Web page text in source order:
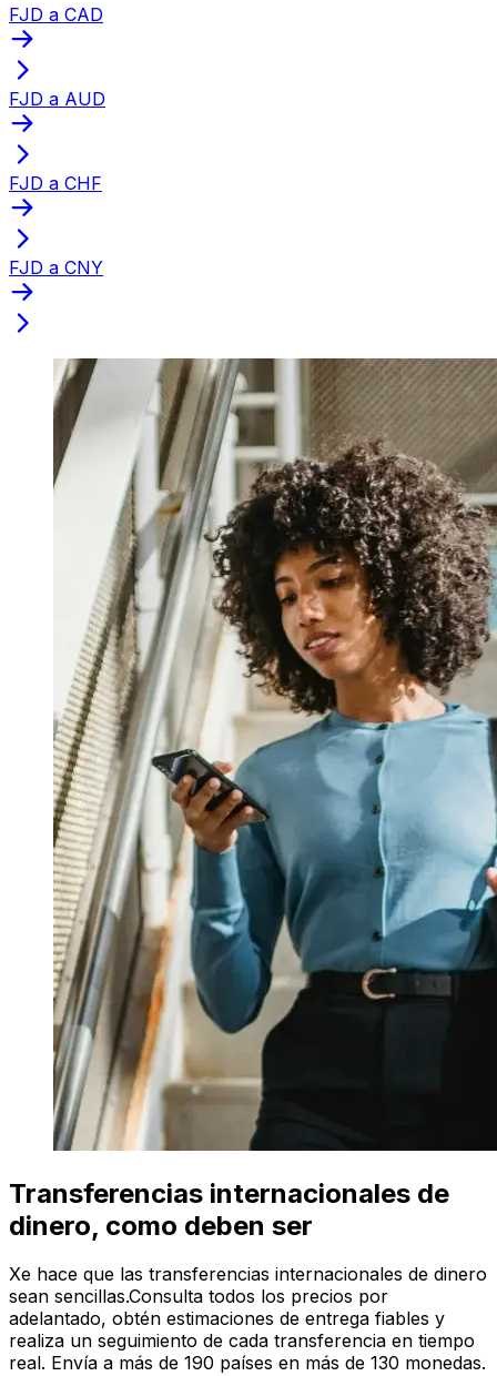
FJD a CAD
FJD a AUD
FJD a CHF
FJD a CNY
Transferencias internacionales de
dinero, como deben ser
Xe hace que las transferencias internacionales de dinero
sean sencillas.Consulta todos los precios por
adelantado, obtén estimaciones de entrega fiables y
realiza un seguimiento de cada transferencia en tiempo
real. Envía a más de 190 países en más de 130 monedas.